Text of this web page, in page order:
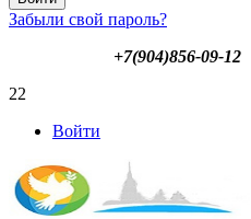
Забыли свой пароль?
+7(904)856-09-12
22
Войти